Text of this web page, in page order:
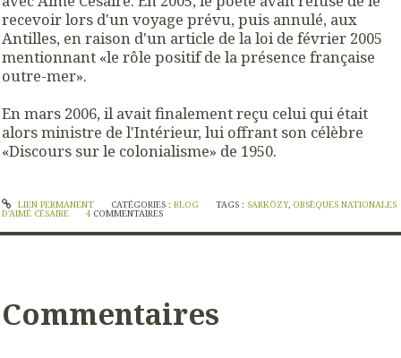
recevoir lors d'un voyage prévu, puis annulé, aux
Antilles, en raison d'un article de la loi de février 2005
mentionnant «le rôle positif de la présence française
outre-mer».
En mars 2006, il avait finalement reçu celui qui était
alors ministre de l'Intérieur, lui offrant son célèbre
«Discours sur le colonialisme» de 1950.
LIEN PERMANENT CATÉGORIES : BLOG TAGS : SARKÖZY, OBSÈQUES NATIONALES
D'AIMÉ CÉSAIRE 4 COMMENTAIRES
Commentaires